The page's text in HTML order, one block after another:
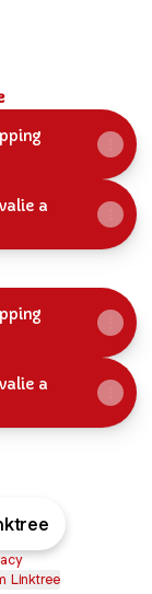
a
a
Linktree